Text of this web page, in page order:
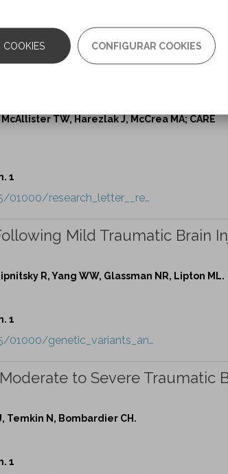
1
mood_tracker__a_ran…
of Inflammation With
Consortium.
TW, Harezlak J, McCrea MA; CARE
1
research_letter__re…
Mild Traumatic Brain
R, Yang WW, Glassman NR, Lipton ML.
1
genetic_variants_an…
to Severe Traumatic
Temkin N, Bombardier CH.
1
COOKIES CONFIGURAR COOKIES